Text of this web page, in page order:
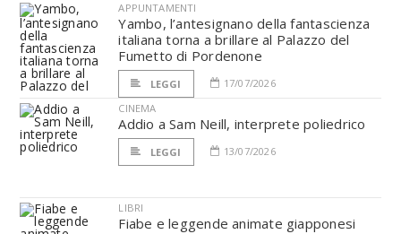
APPUNTAMENTI
Yambo, l’antesignano della fantascienza
italiana torna a brillare al Palazzo del
Fumetto di Pordenone
LEGGI
17/07/2026
CINEMA
Addio a Sam Neill, interprete poliedrico
LEGGI 13/07/2026
LIBRI
Fiabe e leggende animate giapponesi